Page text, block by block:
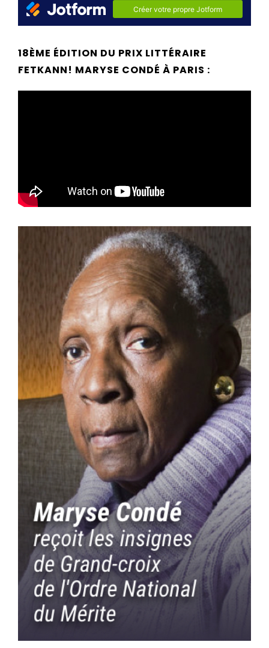
18ÈME ÉDITION DU PRIX LITTÉRAIRE
FETKANN! MARYSE CONDÉ À PARIS :